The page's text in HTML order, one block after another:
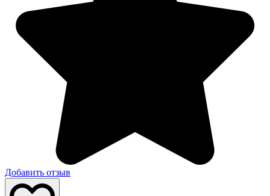
Добавить отзыв